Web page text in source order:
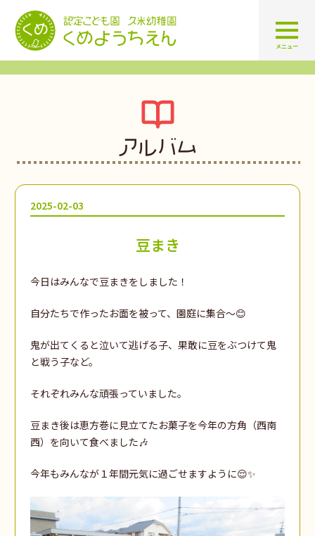
認定こども園 学校法人久米幼
メニュー
アルバム
2025-02-03
豆まき
今日はみんなで豆まきをしました！
自分たちで作ったお面を被って、園庭に集合～😊
鬼が出てくると泣いて逃げる子、果敢に豆をぶつけて鬼
と戦う子など。
それぞれみんな頑張っていました。
豆まき後は恵方巻に見立てたお菓子を今年の方角（西南
西）を向いて食べました🎶
今年もみんなが１年間元気に過ごせますように😌✨